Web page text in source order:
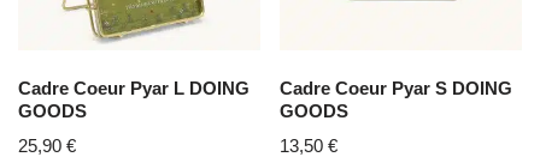
Cadre Coeur Pyar L DOING
GOODS
25,90 €
Cadre Coeur Pyar S DOING
GOODS
13,50€